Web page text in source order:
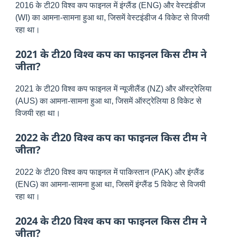
2016 के टी20 विश्व कप फाइनल में इंग्लैंड (ENG) और वेस्टइंडीज
(WI) का आमना-सामना हुआ था, जिसमें वेस्टइंडीज 4 विकेट से विजयी
रहा था।
2021 के टी20 विश्व कप का फाइनल किस टीम ने
जीता?
2021 के टी20 विश्व कप फाइनल में न्यूजीलैंड (NZ) और ऑस्ट्रेलिया
(AUS) का आमना-सामना हुआ था, जिसमें ऑस्ट्रेलिया 8 विकेट से
विजयी रहा था।
2022 के टी20 विश्व कप का फाइनल किस टीम ने
जीता?
2022 के टी20 विश्व कप फाइनल में पाकिस्तान (PAK) और इंग्लैंड
(ENG) का आमना-सामना हुआ था, जिसमें इंग्लैंड 5 विकेट से विजयी
रहा था।
2024 के टी20 विश्व कप का फाइनल किस टीम ने
जीता?